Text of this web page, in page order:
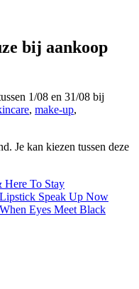
bij aankoop
1/08 en 31/08 bij
, make-up,
Je kan kiezen tussen deze
Here To Stay
Speak Up Now
Eyes Meet Black